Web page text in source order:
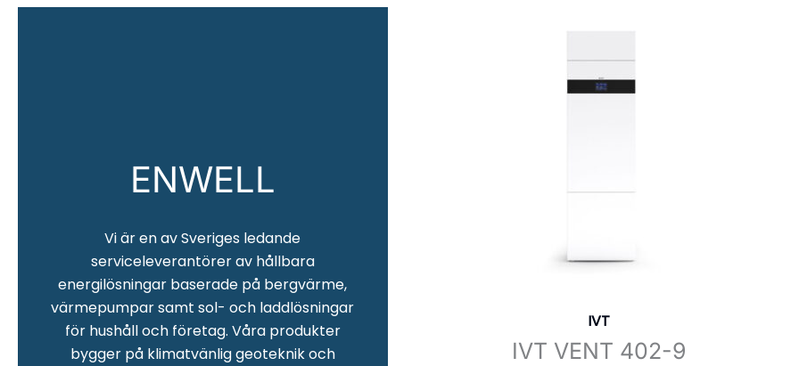
ENWELL
Vi är en av Sveriges ledande
serviceleverantörer av hållbara
energilösningar baserade på bergvärme,
värmepumpar samt sol- och laddlösningar
för hushåll och företag. Våra produkter
bygger på klimatvänlig geoteknik och
IVT
IVT VENT 402-9